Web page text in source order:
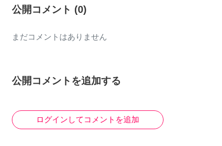
公開コメント (0)
まだコメントはありません
公開コメントを追加する
ログインしてコメントを追加